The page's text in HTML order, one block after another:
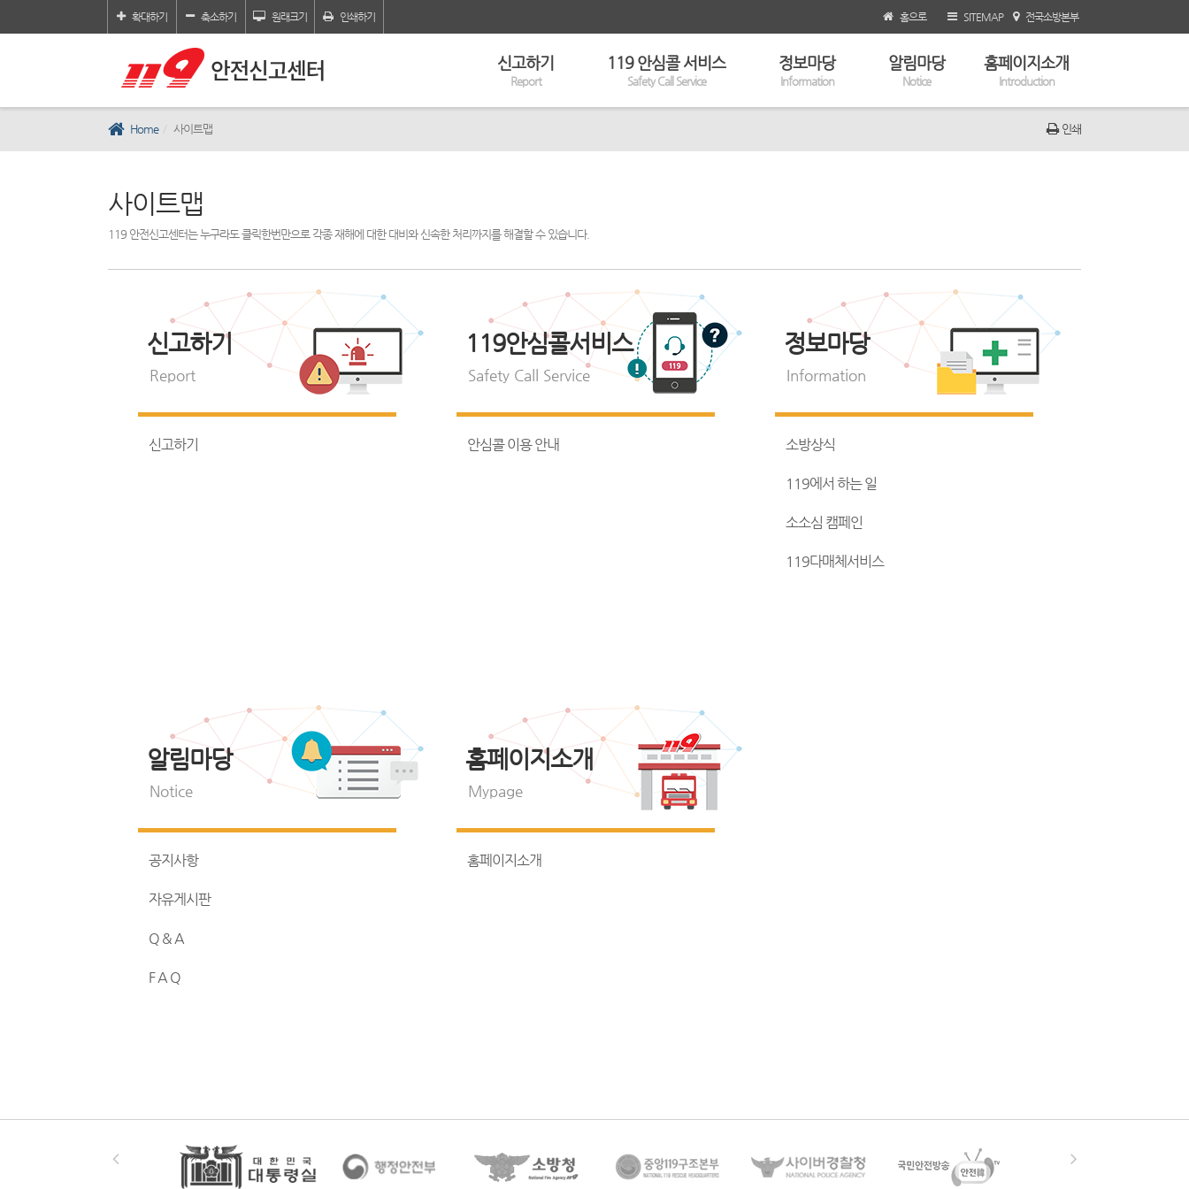
확대하기 축소하기 원래크기 인쇄하기 홈으로 SITEMAP 전국소방본부
신고하기
Report
119 안심콜 서비스
Safety Call Service
정보마당
Information
알림마당
Notice
홈페이지소개
Introduction
Home 사이트맵 인쇄
사이트맵
119 안전신고센터는 누구라도 클릭한번만으로 각종 재해에 대한 대비와 신속한 처리까지를 해결할 수 있습니다.
신고하기
Report
신고하기
119안심콜서비스
Safety Call Service
안심콜 이용 안내
정보마당
Information
소방상식
119에서 하는 일
소소심 캠페인
119다매체서비스
알림마당
Notice
공지사항
자유게시판
Q & A
F A Q
홈페이지소개
Mypage
홈페이지소개